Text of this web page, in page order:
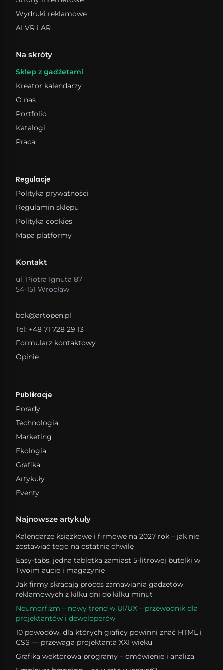
Wydruki reklamowe
AI VR i AR
Na skróty
Sklep z gadżetami
Kreator kalendarzy
O nas
Portfolio
Katalogi
Praca
Regulacje
Polityka prywatności
Regulamin sklepu
Polityka cookies
Mapa platformy
Kontakt
ul. Piotra Ignuta 87
54-151 Wrocław
bok@artopen.pl
Tel: +48 71 728 29 13
Formularz kontaktowy
Opinie
Publikacje
Porady
Technologia
Marketing
Ekologia
Grafika
Artykuły
Eventy
Najnowsze artykuły
Kalendarze książkowe i firmowe na 2027 rok – jak nie
zostawiać tego na ostatnią chwilę
Easy-tabs, jedna tabletka zamiast 5-litrowej butelki w
Twoim aucie i magazynie
Jak firmy skracają proces zamawiania gadżetów
reklamowych z kilku dni do kilku minut
Neumorfizm – nowy trend w UI/UX – przewodnik dla
projektantów i deweloperów
10 powodów, dla których graficy powinni znać HTML i
CSS — przewaga projektanta XXI wieku
Grafika wektorowa programy – omówienie i analiza